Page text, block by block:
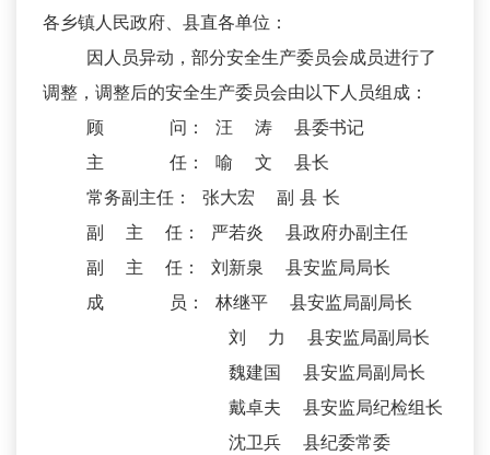
各乡镇人民政府、县直各单位：
因人员异动，部分安全生产委员会成员进行了
调整，调整后的安全生产委员会由以下人员组成：
顾 问： 汪 涛 县委书记
主 任： 喻 文 县长
常务副主任： 张大宏 副 县 长
副 主 任： 严若炎 县政府办副主任
副 主 任： 刘新泉 县安监局局长
成 员： 林继平 县安监局副局长
刘 力 县安监局副局长
魏建国 县安监局副局长
戴卓夫 县安监局纪检组长
沈卫兵 县纪委常委